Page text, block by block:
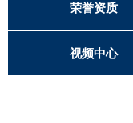
联系方式
客户留言
荣誉资质
视频中心